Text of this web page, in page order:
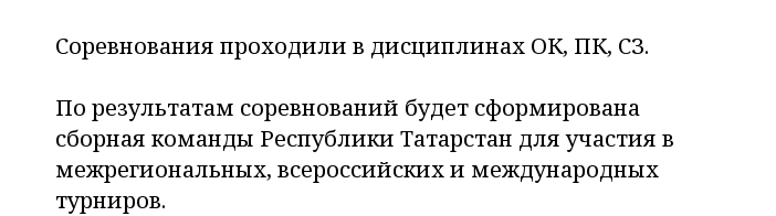
Соревнования проходили в дисциплинах ОК, ПК, СЗ.
По результатам соревнований будет сформирована
сборная команды Республики Татарстан для участия в
межрегиональных, всероссийских и международных
турниров.